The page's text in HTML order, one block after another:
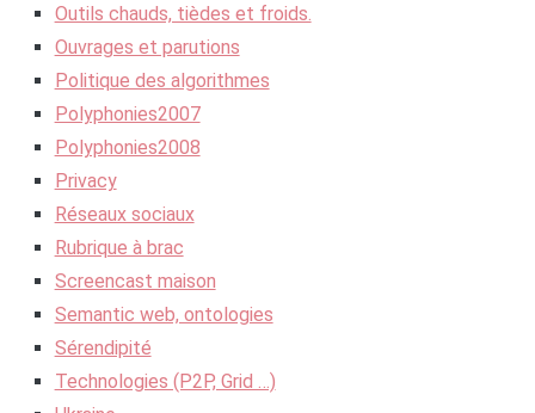
Outils chauds, tièdes et froids.
Ouvrages et parutions
Politique des algorithmes
Polyphonies2007
Polyphonies2008
Privacy
Réseaux sociaux
Rubrique à brac
Screencast maison
Semantic web, ontologies
Sérendipité
Technologies (P2P, Grid …)